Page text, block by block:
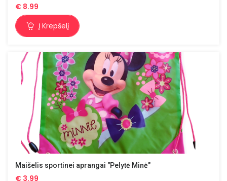
€ 8.99
Į Krepšelį
Maišelis sportinei aprangai "Pelytė Minė"
€ 3.99